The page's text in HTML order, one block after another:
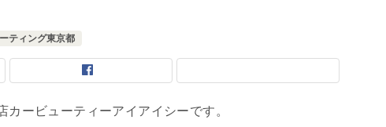
ティング東京都
ービューティーアイアイシーです。